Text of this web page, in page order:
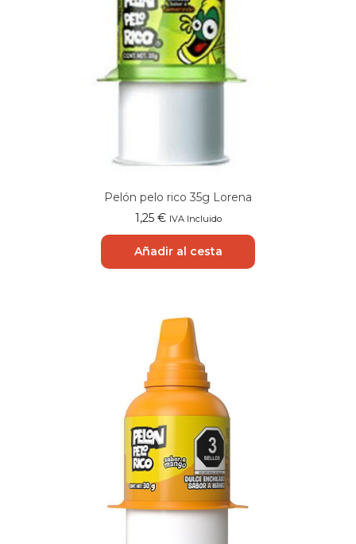
Pelón pelo rico 35g Lorena
1,25 € IVA Incluido
Añadir al cesta